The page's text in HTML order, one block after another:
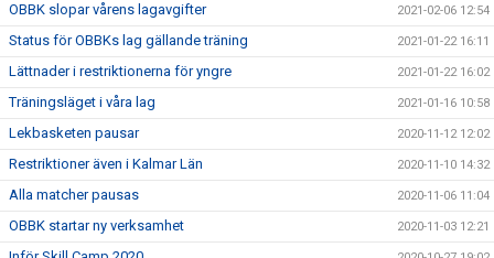
OBBK slopar vårens lagavgifter 2021-02-06 12:54
Status för OBBKs lag gällande träning 2021-01-22 16:11
Lättnader i restriktionerna för yngre 2021-01-22 16:02
Träningsläget i våra lag 2021-01-16 10:58
Lekbasketen pausar 2020-11-12 12:02
Restriktioner även i Kalmar Län 2020-11-10 14:32
Alla matcher pausas 2020-11-06 11:04
OBBK startar ny verksamhet 2020-11-03 12:21